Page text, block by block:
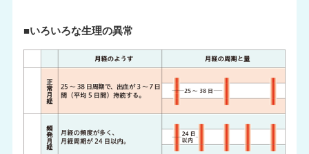
■いろいろな生理の異常